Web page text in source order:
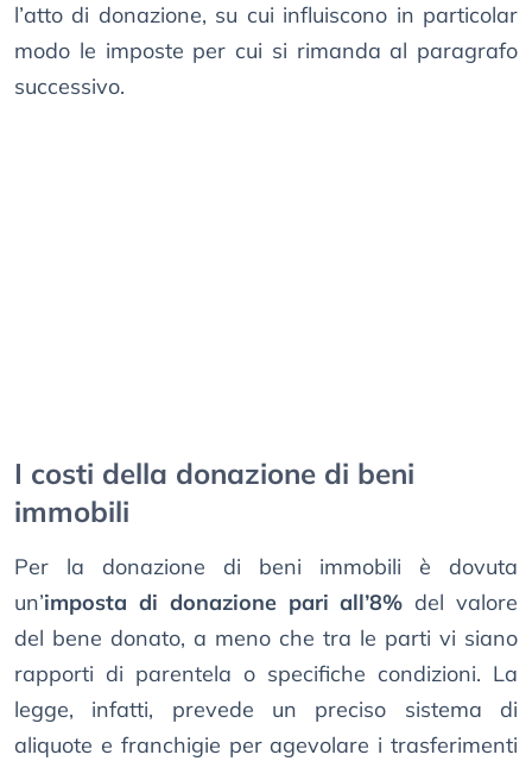
l’atto di donazione, su cui influiscono in particolar
modo le imposte per cui si rimanda al paragrafo
successivo.
I costi della donazione di beni
immobili
Per la donazione di beni immobili è dovuta
un’imposta di donazione pari all’8% del valore
del bene donato, a meno che tra le parti vi siano
rapporti di parentela o specifiche condizioni. La
legge, infatti, prevede un preciso sistema di
aliquote e franchigie per agevolare i trasferimenti